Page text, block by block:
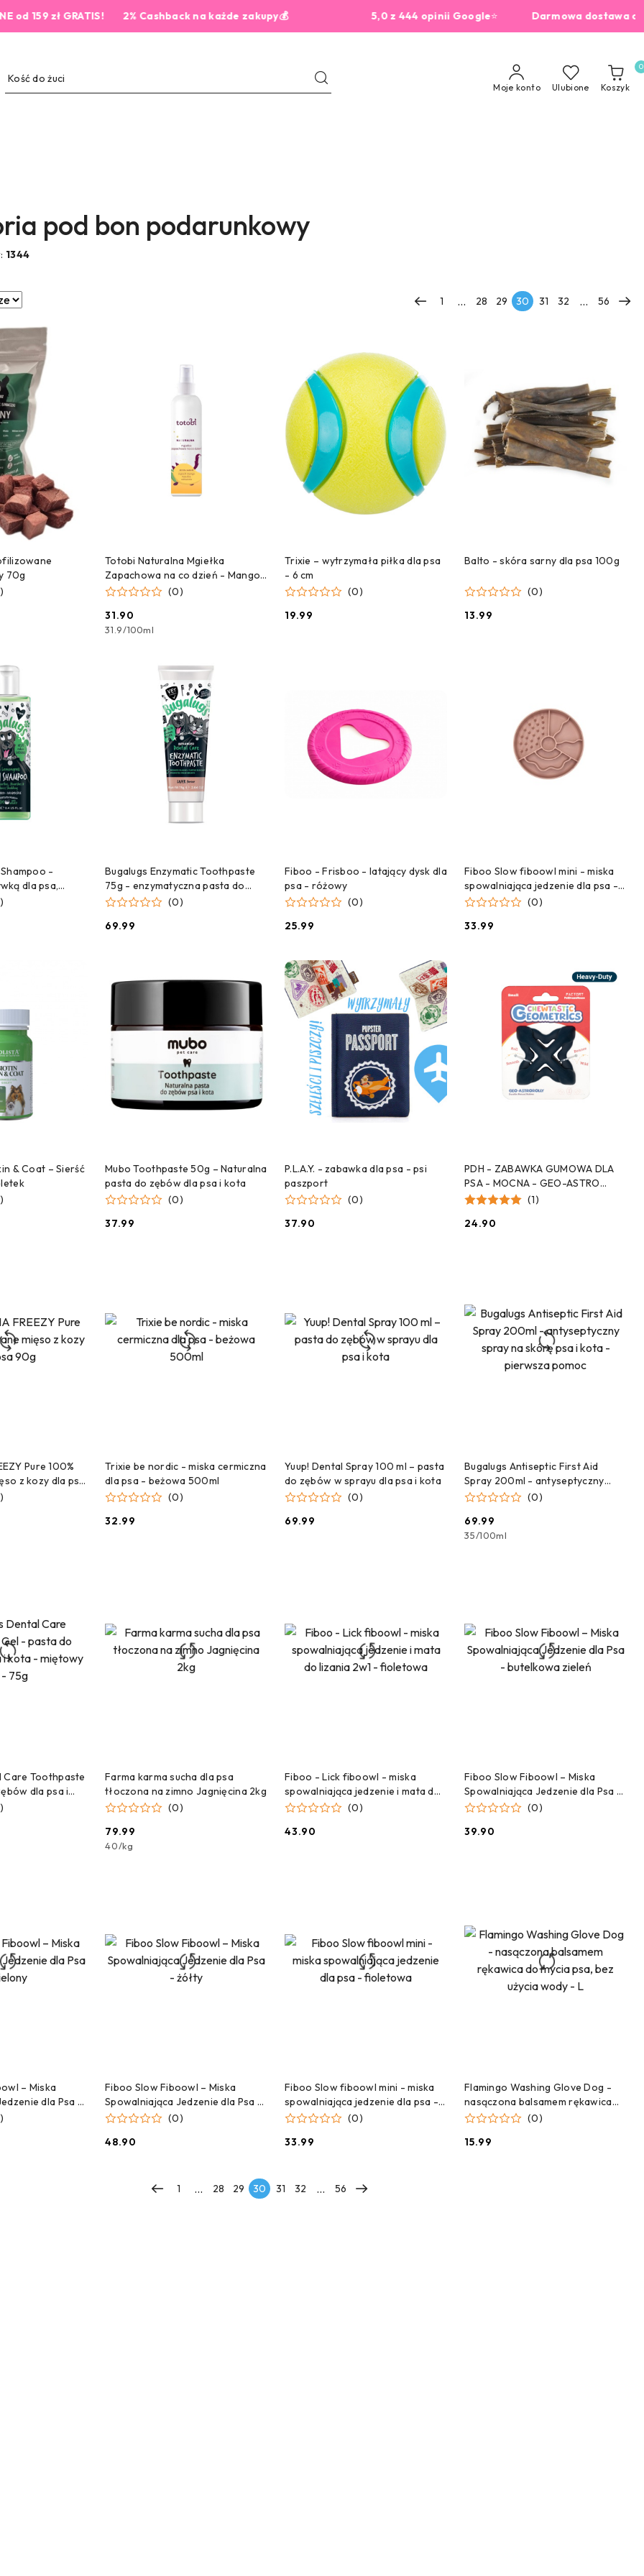
GRATIS! 2% Cashback na każde zakupy💰 5,0 z 444 opinii Google⭐Darmowa dostawa od 229zł
Moje konto Ulubione Koszyk
0
pod bon podarunkowy
1344
1 ... 28 29 30 31 32 ... 56
70g
Totobi Naturalna Mgiełka
Zapachowa na co dzień - Mango
- 100 ml
(0)
Cena:
31.90
31.9/100ml
Trixie – wytrzymała piłka dla psa
- 6 cm
(0)
Cena:
19.99
Balto - skóra sarny dla psa 100g
(0)
Cena:
13.99
DODAJ DO KOSZYKA
Shampoo -
dla psa,
sierści,
Bugalugs Enzymatic Toothpaste
75g - enzymatyczna pasta do
zębów dla psa i kota, o smaku
(0)
Cena:
69.99
Fiboo - Frisboo - latający dysk dla
psa - różowy
(0)
Cena:
25.99
Fiboo Slow fiboowl mini - miska
spowalniająca jedzenie dla psa -
różowa
(0)
Cena:
33.99
& Coat – Sierść
Mubo Toothpaste 50g – Naturalna
pasta do zębów dla psa i kota
(0)
Cena:
37.99
P.L.A.Y. - zabawka dla psa - psi
paszport
(0)
Cena:
37.90
PDH - ZABAWKA GUMOWA DLA
PSA - MOCNA - GEO-ASTRO
ROLLY - GRANATOWA
(1)
Cena:
24.90
Pure 100%
z kozy dla psa
Trixie be nordic - miska cermiczna
dla psa - beżowa 500ml
(0)
Cena:
32.99
Yuup! Dental Spray 100 ml – pasta
do zębów w sprayu dla psa i kota
(0)
Cena:
69.99
Bugalugs Antiseptic First Aid
Spray 200ml - antyseptyczny
spray na skórę psa i kota -
(0)
Cena:
69.99
35/100ml
Care Toothpaste
dla psa i
- 75g
Farma karma sucha dla psa
tłoczona na zimno Jagnięcina 2kg
(0)
Cena:
79.99
40/kg
Fiboo - Lick fiboowl - miska
spowalniająca jedzenie i mata do
lizania 2w1 - fioletowa
(0)
Cena:
43.90
Fiboo Slow Fiboowl – Miska
Spowalniająca Jedzenie dla Psa -
butelkowa zieleń
(0)
Cena:
39.90
– Miska
dla Psa -
Fiboo Slow Fiboowl – Miska
Spowalniająca Jedzenie dla Psa -
żółty
(0)
Cena:
48.90
Fiboo Slow fiboowl mini - miska
spowalniająca jedzenie dla psa -
fioletowa
(0)
Cena:
33.99
Flamingo Washing Glove Dog -
nasączona balsamem rękawica
do mycia psa, bez użycia wody - L
(0)
Cena:
15.99
1 ... 28 29 30 31 32 ... 56